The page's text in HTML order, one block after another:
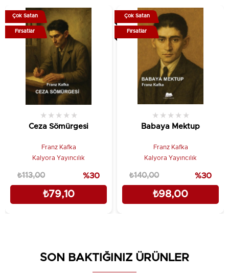
Ceza Sömürgesi
★ ★ ★ ★ ★
Franz Kafka
Kalyora Yayıncılık
₺79,10
₺113,00 %30
Çok Satan
Fırsatlar
Babaya Mektup
★ ★ ★ ★ ★
Franz Kafka
Kalyora Yayıncılık
₺98,00
₺140,00 %30
Çok Satan
Fırsatlar
SON BAKTIĞINIZ ÜRÜNLER